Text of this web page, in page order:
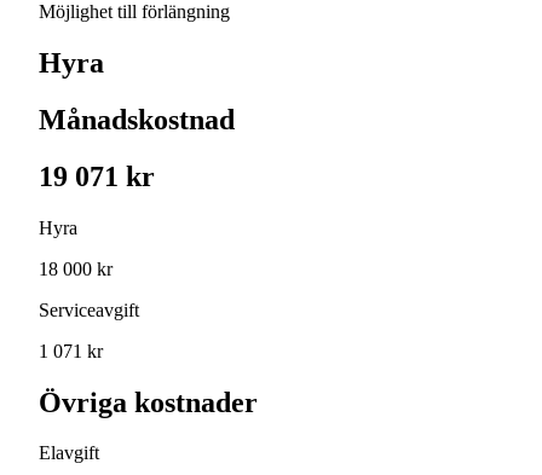
Möjlighet till förlängning
Hyra
Månadskostnad
19 071 kr
Hyra
18 000 kr
Serviceavgift
1 071 kr
Övriga kostnader
Elavgift